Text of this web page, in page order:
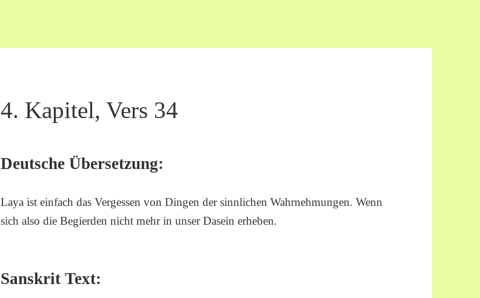
4. Kapitel, Vers 34
Deutsche Übersetzung:
Laya ist einfach das Vergessen von Dingen der sinnlichen Wahrnehmungen. Wenn
sich also die Begierden nicht mehr in unser Dasein erheben.
Sanskrit Text: